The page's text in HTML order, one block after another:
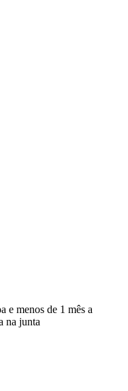
e menos de 1 mês a
na junta